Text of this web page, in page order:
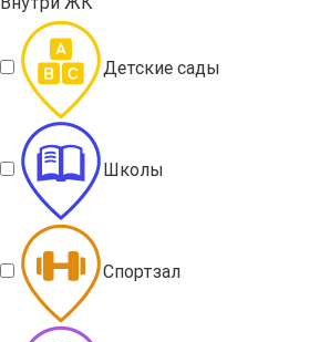
Детские сады
Школы
Спортзал